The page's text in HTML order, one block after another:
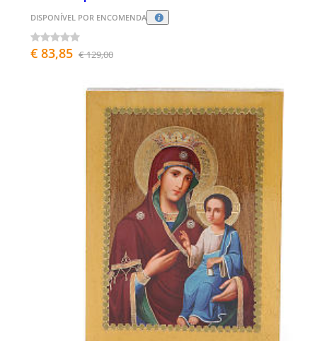
DISPONÍVEL POR ENCOMENDA
€ 83,85 € 129,00